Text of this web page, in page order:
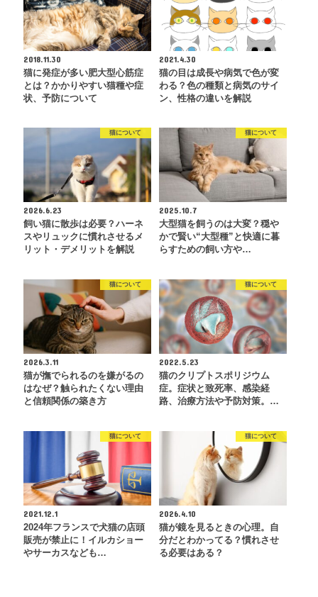
2018.11.30
猫に発症が多い肥大型心筋症
とは？かかりやすい猫種や症
状、予防について
2021.4.30
猫の目は成長や病気で色が変
わる？色の種類と病気のサイ
ン、性格の違いを解説
猫について
2026.6.23
飼い猫に散歩は必要？ハーネ
スやリュックに慣れさせるメ
リット・デメリットを解説
猫について
2025.10.7
大型猫を飼うのは大変？穏や
かで賢い“大型種”と快適に暮
らすための飼い方や…
猫について
2026.3.11
猫が撫でられるのを嫌がるの
はなぜ？触られたくない理由
と信頼関係の築き方
猫について
2022.5.23
猫のクリプトスポリジウム
症。症状と致死率、感染経
路、治療方法や予防対策。…
猫について
2021.12.1
2024年フランスで犬猫の店頭
販売が禁止に！イルカショー
やサーカスなども…
猫について
2026.4.10
猫が鏡を見るときの心理。自
分だとわかってる？慣れさせ
る必要はある？